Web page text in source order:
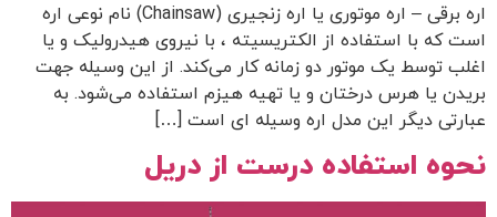
اره برقی – اره موتوری یا اره زنجیری (Chainsaw) نام نوعی اره
است که با استفاده از الکتریسیته ، با نیروی هیدرولیک و یا
اغلب توسط یک موتور دو زمانه کار می‌کند. از این وسیله جهت
بریدن یا هرس درختان و یا تهیه هیزم استفاده می‌شود. به
عبارتی دیگر این مدل اره وسیله ای است […]
نحوه استفاده درست از دریل